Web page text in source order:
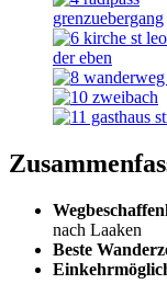
nach Laaken
Beste